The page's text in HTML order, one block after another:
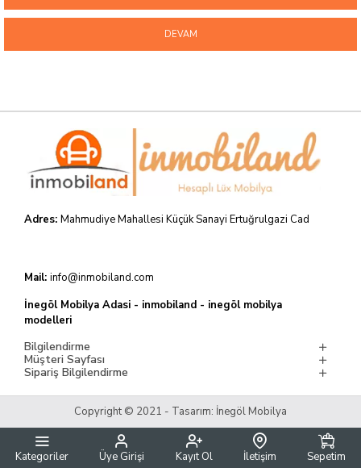
DEVAM
Adres: Mahmudiye Mahallesi Küçük Sanayi Ertuğrulgazi Cad
Mail: info@inmobiland.com
İnegöl Mobilya Adasi - inmobiland - inegöl mobilya
modelleri
Bilgilendirme
Müşteri Sayfası
Sipariş Bilgilendirme
Copyright © 2021 - Tasarım: İnegöl Mobilya
Kategoriler Üye Girişi Kayıt Ol İletişim Sepetim